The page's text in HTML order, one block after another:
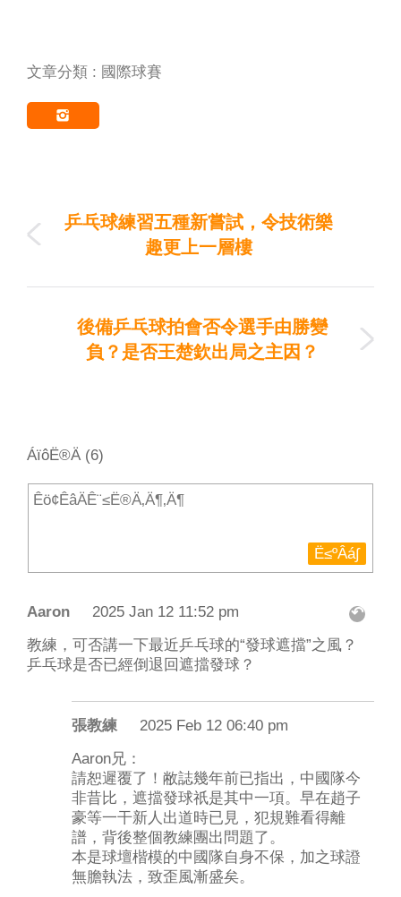
文章分類 : 國際球賽
乒乓球練習五種新嘗試，令技術樂
趣更上一層樓
後備乒乓球拍會否令選手由勝變
負？是否王楚欽出局之主因？
ÁïôË®Ä (6)
Aaron 2025 Jan 12 11:52 pm
教練，可否講一下最近乒乓球的“發球遮擋”之風？
乒乓球是否已經倒退回遮擋發球？
張教練 2025 Feb 12 06:40 pm
Aaron兄：
請恕遲覆了！敝誌幾年前已指出，中國隊今
非昔比，遮擋發球祇是其中一項。早在趙子
豪等一干新人出道時已見，犯規難看得離
譜，背後整個教練團出問題了。
本是球壇楷模的中國隊自身不保，加之球證
無膽執法，致歪風漸盛矣。
↶